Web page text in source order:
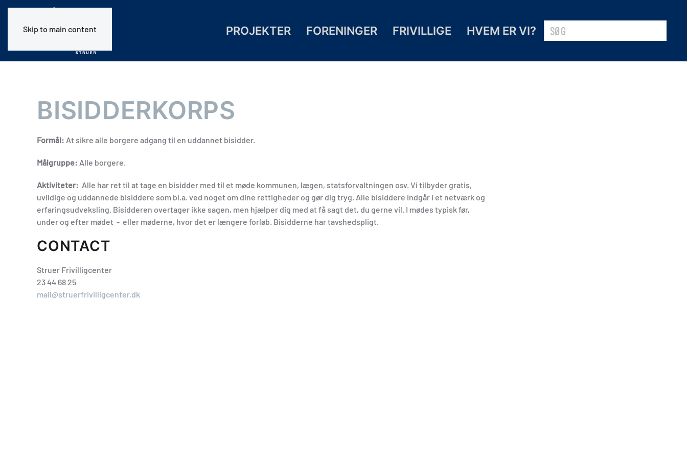
Skip to main content PROJEKTER FORENINGER FRIVILLIGE HVEM ER VI?
BISIDDERKORPS
Formål: At sikre alle borgere adgang til en uddannet bisidder.
Målgruppe: Alle borgere.
Aktiviteter: Alle har ret til at tage en bisidder med til et møde kommunen, lægen, statsforvaltningen osv. Vi tilbyder gratis,
uvildige og uddannede bisiddere som bl.a. ved noget om dine rettigheder og gør dig tryg. Alle bisiddere indgår i et netværk og
erfaringsudveksling. Bisidderen overtager ikke sagen, men hjælper dig med at få sagt det, du gerne vil. I mødes typisk før,
under og efter mødet - eller møderne, hvor det er længere forløb. Bisidderne har tavshedspligt.
CONTACT
Struer Frivilligcenter
23 44 68 25
mail@struerfrivilligcenter.dk